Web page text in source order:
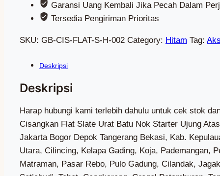
Garansi Uang Kembali Jika Pecah Dalam
Tersedia Pengiriman Prioritas
SKU: GB-CIS-FLAT-S-H-002 Category: Hitam Tag:
Harap hubungi kami terlebih dahulu untuk cek stok dan biaya kirim Wa (0851-7318-3221) — Kami Adalah Toko Genteng Yang menjual Aksesoris Genteng Beton Cisangkan Flat Slate Urat Batu Nok Starter Ujung Atas Kiri Kanan Warna HitamDi Jakarta Bogor Depok Tangerang Bekasi Terdekat, Terlaris, Terbaik, Termurah, Di Jakarta Bogor Depok Tangerang Bekasi, Kab. Kepulauan Seribu, Kota Jakarta Barat, Kota Jakarta Pusat, Kota Jakarta Selatan, Kota Jakarta Timur, Kota Jakarta Utara, Cilincing, Kelapa Gading, Koja, Pademangan, Penjaringan, Tanjung Priok, Cakung, Cipayung, Ciracas, Duren Sawit, Jatinegara, Kramat Jati, Makasar, Matraman, Pasar Rebo, Pulo Gadung, Cilandak, Jagakarsa, Kebayoran Baru, Kebayoran Lama, Mampang Prapatan, Pancoran, Pasar Minggu, Pesanggrahan, Setiabudi, Tebet, Cengkareng, Grogol Petamburan, Taman Sari, Tambora, Kebon Jeruk, Kalideres, Palmerah, Kembangan, Kepulauan Seribu Utara, Kepulauan Seribu Selatan, Sepatan Timur, Solear, Gunung Kaler, Mekarbaru, Balaraja, Jayanti, Tigaraksa, Jambe, Cisoka, Kresek, Kronjo, Mauk, Kemiri, Sukadiri, Rajeg, Pasar Kemis, Teluknaga, Kosambi, Pakuhaji, Sepatan, Curug, Cikupa, Panongan, Legok, Pagedangan, Cisauk, Sukamulya, Kelapa Dua, Sindang Jaya, Tangerang, Jatiuwung, Batuceper, Benda, Cipondoh, Ciledug, Karawaci, Periuk, Cibodas, Neglasari, Pinang, Karangtengah, Larangan, Ciputat, Ciputat Timur, Pamulang, Pondok Aren, Serpong, Serpong Utara, Setu, Babelan, Bojongmangu, Cabangbungin, Cibarusah, Cibitung, Cikarang Barat, Cikarang Pusat, Cikarang Selatan, Cikarang Timur, Cikarang Utara, Karangbahagia, Kedungwaringin, Muara Gembong, Pebayuran, Serang Baru, Sukakarya, Sukatani, Sukawangi, Tambelang, Tambun Selatan, Tambun Utara, Tarumajaya, Bantar Gebang, Bekasi Barat, Bekasi Selatan, Bekasi Timur, Bekasi Utara, Jatiasih, Jatisampurna, Medan Satria, Mustika Jaya, Pondok Gede, Pondok Melati, Rawalumbu, Babakan Madang, Bojonggede, Caringin, Cariu, Ciampea, Ciawi, Cibinong, Cibungbulang, Cigombong, Cigudeg, Cijeruk, Cileungsi, Ciomas, Cisarua, Ciseeng, Citeureup, Dramaga, Gunung Putri, Gunungsindur, Jasinga, Jonggol, Kemang, Klapanunggal, Leuwiliang, Leuwisadeng, Megamendung, Nanggung, Pamijahan, Parung, Parung Panjang, Ranca Bungur, Rumpin, Sukajaya, Sukamakmur, Sukaraja, Tajur Halang, Tamansari, Tanjungsari, Tenjo, Tenjolaya, Bogor Barat, Bogor Selatan, Bogor Tengah, Bogor Timur, Bogor Utara, Tanah Sareal, Agrabinta, Bojongpicung, Campaka, Campaka Mulya, Cianjur, Cibeber, Cidaun, Cijati, Cikadu, Cikalongkulon, Cilaku, Cipanas, Ciranjang, Cugenang, Gekbrong, Haurwangi, Kadupandak, Leles, Mande, Naringgul, Pacet, Pagelaran, Pasirkuda, Sindangbarang, Sukaluyu, Sukanagara, Sukaresmi, Takokak, Tanggeung, Warungkondang, Beji, Bojongsari, Cilodong, Cimanggis, Cinere, Limo, Pancoran Mas, Sawangan, Sukmajaya, Tapos, Gading Serpong, Alam Sutera, BSD, Kawasan Puncak Bogor, Kalibaru, Marunda, Rorotan, Semper Barat, Semper Timur, Sukapura, Kelapa Gading Barat, Kelapa Gading Timur, Pegangsaan Dua, Lagoa, Rawa Badak Selatan, Rawa Badak Utara, Tugu Selatan, Tugu Utara, Ancol, Pademangan Barat, Pademangan Timur, Kamal Muara, Kapuk Muara, Pejagalan, Pluit, Kebon Bawang, Papanggo, Sungai Bambu, Sunter Agung, Sunter Jaya, Warakas, Cakung Barat, Cakung Timur, Penggilingan, Pulo Gebang, Rawa Terate, Ujung Menteng, Bambu Apus, Ceger, Cilangkap,